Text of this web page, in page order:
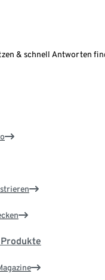
& schnell Antworten